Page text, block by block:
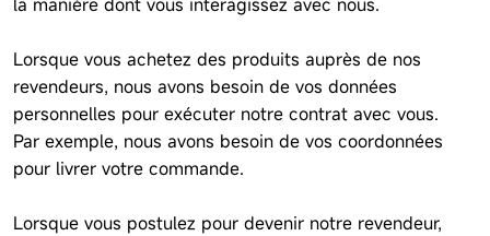
Lorsque vous achetez des produits auprès de nos
revendeurs, nous avons besoin de vos données
personnelles pour exécuter notre contrat avec vous.
Par exemple, nous avons besoin de vos coordonnées
pour livrer votre commande.
Lorsque vous postulez pour devenir notre revendeur,